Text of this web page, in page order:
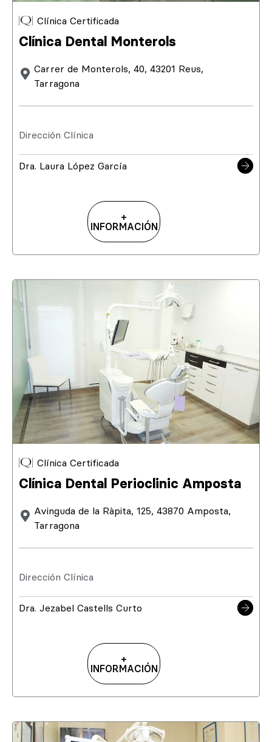
Clínica Certificada
Clínica Dental Monterols
Carrer de Monterols, 40, 43201 Reus,
Tarragona
Dirección Clínica
Dra. Laura López García
+
INFORMACIÓN
Clínica Certificada
Clínica Dental Perioclinic Amposta
Avinguda de la Ràpita, 125, 43870 Amposta,
Tarragona
Dirección Clínica
Dra. Jezabel Castells Curto
+
INFORMACIÓN